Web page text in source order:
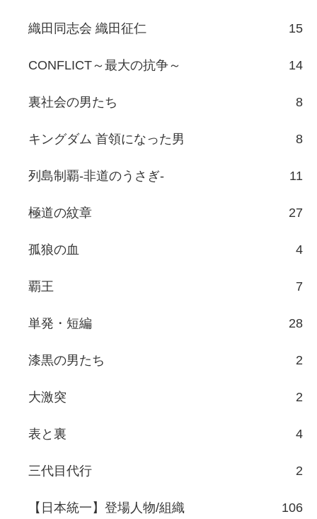
織田同志会 織田征仁 15
CONFLICT～最大の抗争～ 14
裏社会の男たち 8
キングダム 首領になった男 8
列島制覇-非道のうさぎ- 11
極道の紋章 27
孤狼の血 4
覇王 7
単発・短編 28
漆黒の男たち 2
大激突 2
表と裏 4
三代目代行 2
【日本統一】登場人物/組織 106